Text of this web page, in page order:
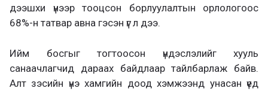
дээшхи үнээр тооцсон борлуулалтын орлологоос
68%-н татвар авна гэсэн үг л дээ.
Ийм босгыг тогтоосон үндэслэлийг хууль
санаачлагчид дараах байдлаар тайлбарлаж байв.
Алт зэсийн үнэ хамгийн доод хэмжээнд унасан үед